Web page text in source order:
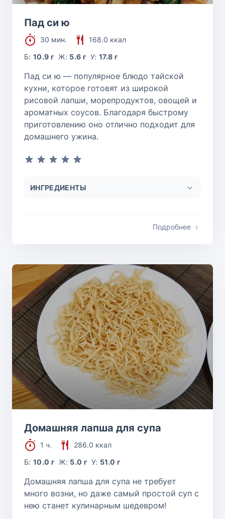
Пад си ю
30 мин.
168.0 ккал
Б:10.9 г Ж: 5.6 г У:17.8 г
Пад си ю — популярное блюдо тайской
кухни, которое готовят из широкой
рисовой лапши, морепродуктов, овощей и
ароматных соусов. Благодаря быстрому
приготовлению оно отлично подходит для
домашнего ужина.
ИНГРЕДИЕНТЫ
Подробнее
Домашняя лапша для супа
1 ч.
286.0 ккал
Б:10.0 г Ж: 5.0 г У: 51.0 г
Домашняя лапша для супа не требует
много возни, но даже самый простой суп с
нею станет кулинарным шедевром!